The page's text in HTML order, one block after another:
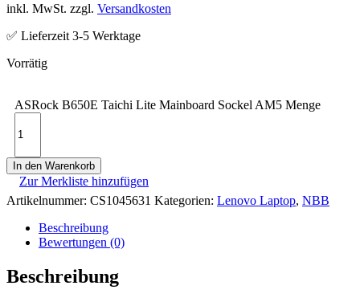
inkl. MwSt. zzgl. Versandkosten
✅ Lieferzeit 3-5 Werktage
ASRock B650E Taichi Lite Mainboard Sockel AM5 Menge
In den Warenkorb
Zur Merkliste hinzufügen
Artikelnummer: CS1045631 Kategorien: Lenovo Laptop, NBB
Beschreibung
Bewertungen (0)
Beschreibung